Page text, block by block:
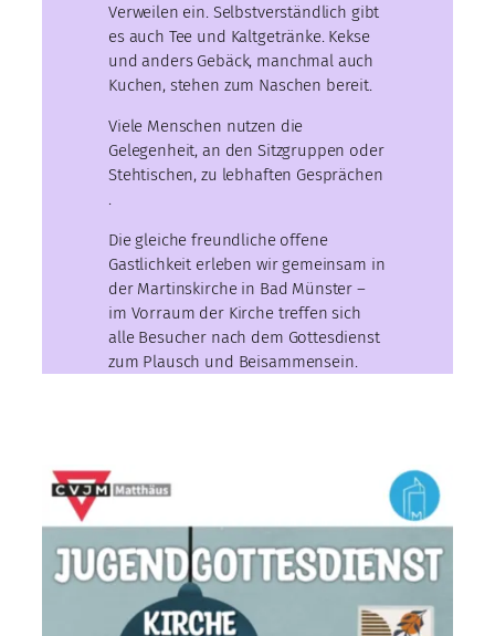
Verweilen ein. Selbstverständlich gibt
es auch Tee und Kaltgetränke. Kekse
und anders Gebäck, manchmal auch
Kuchen, stehen zum Naschen bereit.
Viele Menschen nutzen die
Gelegenheit, an den Sitzgruppen oder
Stehtischen, zu lebhaften Gesprächen
.
Die gleiche freundliche offene
Gastlichkeit erleben wir gemeinsam in
der Martinskirche in Bad Münster –
im Vorraum der Kirche treffen sich
alle Besucher nach dem Gottesdienst
zum Plausch und Beisammensein.